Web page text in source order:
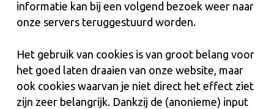
informatie kan bij een volgend bezoek weer naar
onze servers teruggestuurd worden.
Het gebruik van cookies is van groot belang voor
het goed laten draaien van onze website, maar
ook cookies waarvan je niet direct het effect ziet
zijn zeer belangrijk. Dankzij de (anonieme) input